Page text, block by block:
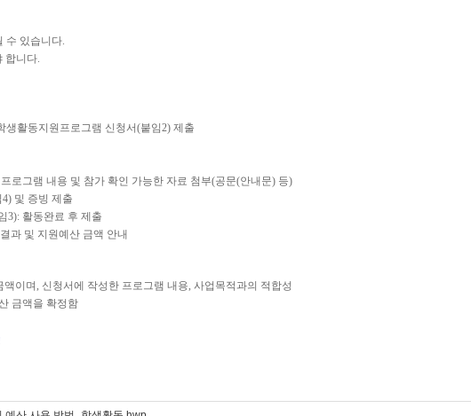
수 있습니다.
합니다.
생활동지원프로그램 신청서(붙임2) 제출
프로그램 내용 및 참가 확인 가능한 자료 첨부(공문(안내문) 등)
4) 및 증빙 제출
3): 활동완료 후 제출
과 및 지원예산 금액 안내
액이며, 신청서에 작성한 프로그램 내용, 사업목적과의 적합성
금액을 확정함